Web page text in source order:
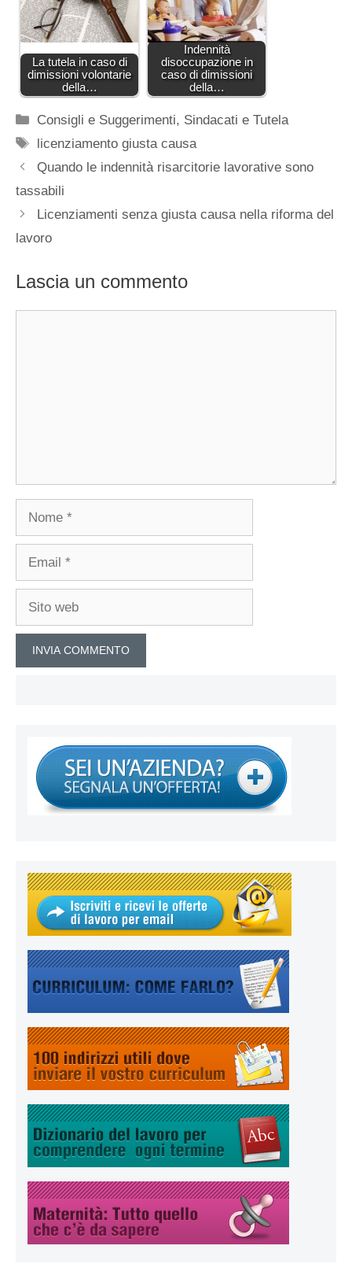
La tutela in caso di
dimissioni volontarie
della…
Indennità
disoccupazione in
caso di dimissioni
della…
Categorie
Consigli e Suggerimenti, Sindacati e Tutela
Tag
licenziamento giusta causa
Quando le indennità risarcitorie lavorative sono
tassabili
Licenziamenti senza giusta causa nella riforma del
lavoro
Lascia un commento
Nome
Email
Sito